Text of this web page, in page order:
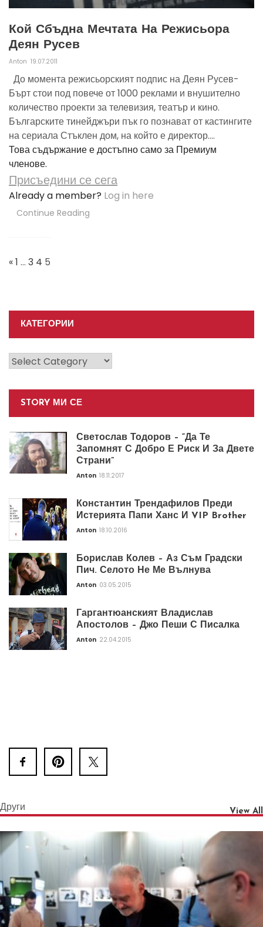
Кой Сбъдна Мечтата На Режисьора
Деян Русев
Anton 19.07.2011
До момента режисьорският подпис на Деян Русев-
Бърт стои под повече от 1000 реклами и внушително
количество проекти за телевизия, театър и кино.
Българските тинейджъри пък го познават от кастингите
на сериала Стъклен дом, на който е директор....
Това съдържание е достъпно само за Премиум
членове.
Присъедини се сега
Already a member? Log in here
Continue Reading
Navigation
«1 … 3 4 5
КАТЕГОРИИ
Категории
STORY МИ СЕ
Светослав Тодоров – “Да Те
Запомнят С Добро Е Риск И За Двете
Страни”
Anton 18.11.2017
Константин Трендафилов Преди
Истерията Папи Ханс И VIP Brother
Anton 18.10.2016
Борислав Колев – Аз Съм Градски
Пич. Селото Не Ме Вълнува
Anton 03.05.2015
Гаргантюанският Владислав
Апостолов – Джо Пеши С Писалка
Anton 22.04.2015
Други View All